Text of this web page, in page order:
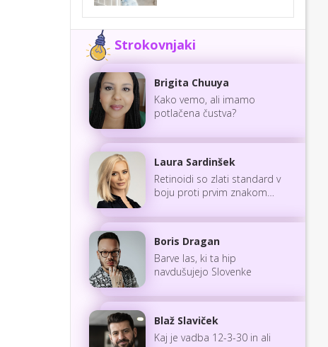
Strokovnjaki
Brigita Chuuya
Kako vemo, ali imamo
potlačena čustva?
Laura Sardinšek
Retinoidi so zlati standard v
boju proti prvim znakom
Boris Dragan
Barve las, ki ta hip
navdušujejo Slovenke
Blaž Slaviček
Kaj je vadba 12-3-30 in ali